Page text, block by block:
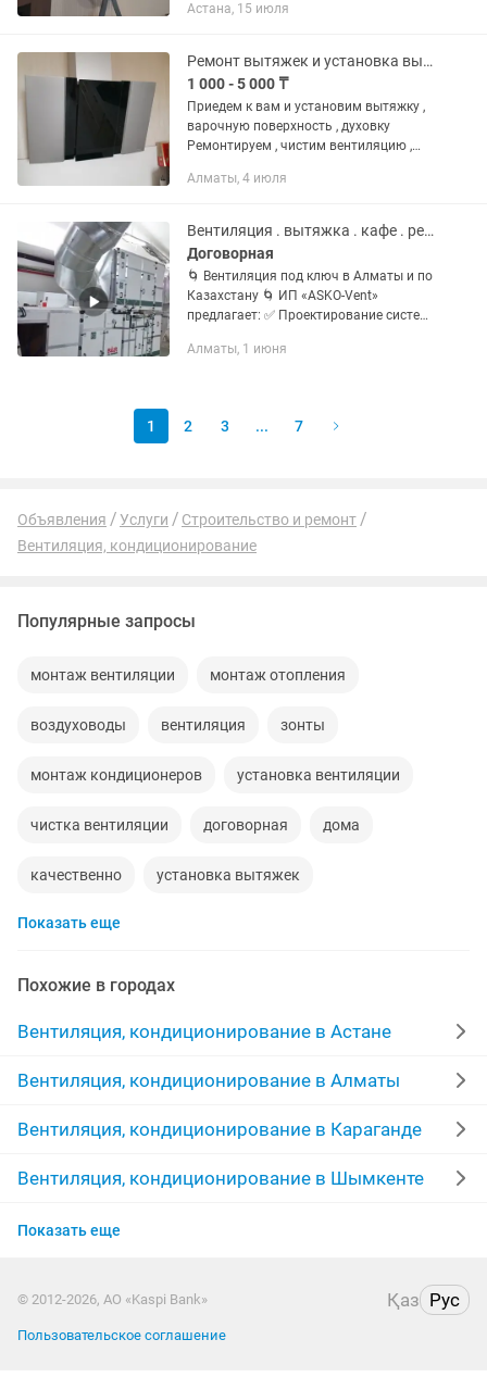
лет
Астана, 15 июля
Ремонт вытяжек и установка вытяжек, варочной поверхности, плит , духовок
1 000 - 5 000 ₸
Приедем к вам и установим вытяжку ,
варочную поверхность , духовку
Ремонтируем , чистим вентиляцию ,
гарантию и работаем официально по
Алматы, 4 июля
Вентиляция . вытяжка . кафе . рестораны. Цеха
Договорная
🌀 Вентиляция под ключ в Алматы и по
Казахстану 🌀 ИП «ASKO-Vent»
предлагает: ✅ Проектирование систем
Поставка оборудования (вентиляторы,
Алматы, 1 июня
1 2 3 ... 7
Объявления Услуги
Строительство и ремонт
Вентиляция, кондиционирование
Популярные запросы
монтаж вентиляции монтаж отопления
воздуховоды вентиляция зонты
монтаж кондиционеров установка вентиляции
чистка вентиляции договорная дома
качественно установка вытяжек
монтаж установка
ключи аккуратно изготовления
вентиляционные демонтаж
монтаж оборудования ремонт монтаж
установим вентиляцию пола монтаж демонтаж
город установка демонтаж
Показать еще
Похожие в городах
Вентиляция, кондиционирование в Астане
Вентиляция, кондиционирование в Алматы
Вентиляция, кондиционирование в Караганде
Вентиляция, кондиционирование в Шымкенте
Вентиляция, кондиционирование в Усть-
Вентиляция, кондиционирование в Актау
Вентиляция, кондиционирование в Уральске
Показать еще
© 2012-2026, АО «Kaspi Bank» Қаз Рус
Пользовательское соглашение